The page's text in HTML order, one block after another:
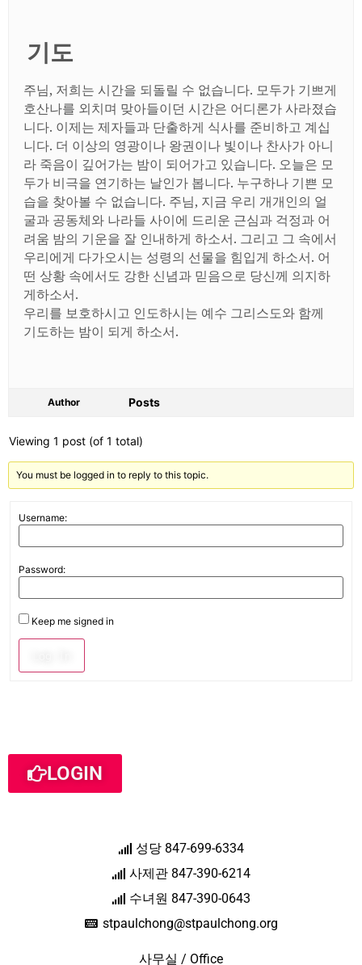
기도
주님, 저희는 시간을 되돌릴 수 없습니다. 모두가 기쁘게
호산나를 외치며 맞아들이던 시간은 어디론가 사라졌습
니다. 이제는 제자들과 단출하게 식사를 준비하고 계십
니다. 더 이상의 영광이나 왕권이나 빛이나 찬사가 아니
라 죽음이 깊어가는 밤이 되어가고 있습니다. 오늘은 모
두가 비극을 연기하는 날인가 봅니다. 누구하나 기쁜 모
습을 찾아볼 수 없습니다. 주님, 지금 우리 개개인의 얼
굴과 공동체와 나라들 사이에 드리운 근심과 걱정과 어
려움 밤의 기운을 잘 인내하게 하소서. 그리고 그 속에서
우리에게 다가오시는 성령의 선물을 힘입게 하소서. 어
떤 상황 속에서도 강한 신념과 믿음으로 당신께 의지하
게하소서.
우리를 보호하시고 인도하시는 예수 그리스도와 함께
기도하는 밤이 되게 하소서.
Author Posts
Viewing 1 post (of 1 total)
You must be logged in to reply to this topic.
Username:
Password:
Keep me signed in
LOGIN
성당 847-699-6334
사제관 847-390-6214
수녀원 847-390-0643
stpaulchong@stpaulchong.org
사무실 / Office